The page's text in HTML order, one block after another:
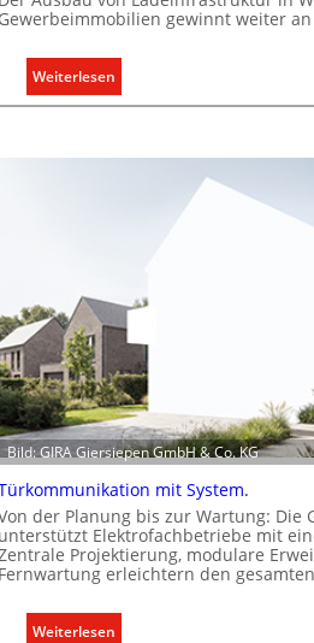
l
gewinnt weiter
Weiterlesen
A
r
E
e
k
t
r
o
o
b
i
Bild: GIRA Giersiepen GmbH & Co. KG
mit System.
der Planung bis zur Wartung: Die
Elektrofachbetriebe mit
Projektierung, modulare
erleichtern den
Weiterlesen